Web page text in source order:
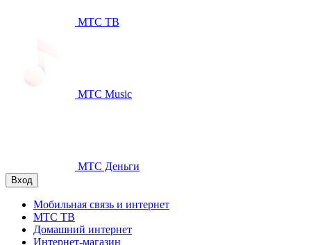
МТС ТВ
МТС Music
МТС Деньги
Вход
Мобильная связь и интернет
МТС ТВ
Домашний интернет
Интернет-магазин